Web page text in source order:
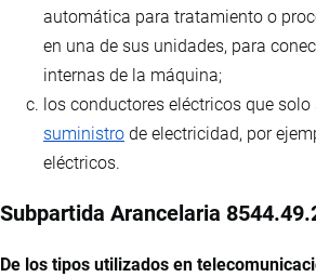
automática para tratamiento o
en una de sus unidades, para
internas de la máquina;
los conductores eléctricos que solo
suministro de electricidad, por
eléctricos.
Subpartida Arancelaria
De los tipos utilizados en